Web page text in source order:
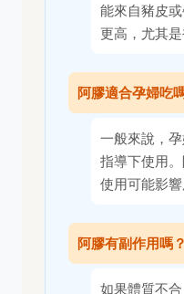
能來自豬皮
更高，尤其是
阿膠適合孕婦吃
一般來說，
指導下使用
使用可能影響
阿膠有副作用嗎？
如果體質不